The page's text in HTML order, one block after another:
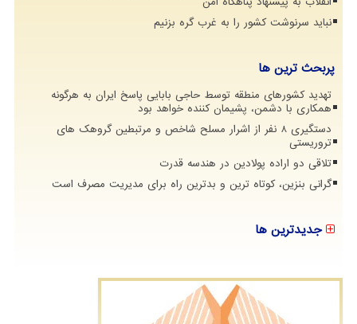
نباید سرنوشت کشور را به غرب گره بزنیم
پربحث ترین ها
تهدید کشورهای منطقه توسط حاجی بابایی پاسخ ایران به هرگونه
همکاری با دشمن، پشیمان کننده خواهد بود
دستگیری 8 نفر از اشرار مسلح شاخص و مرتبطین گروهک های
تروریستی
تلاقی دو اراده پولادین در هندسه قدرت
گرانی بنزین، کوتاه ترین و بدترین راه برای مدیریت مصرف است
جدیدترین ها